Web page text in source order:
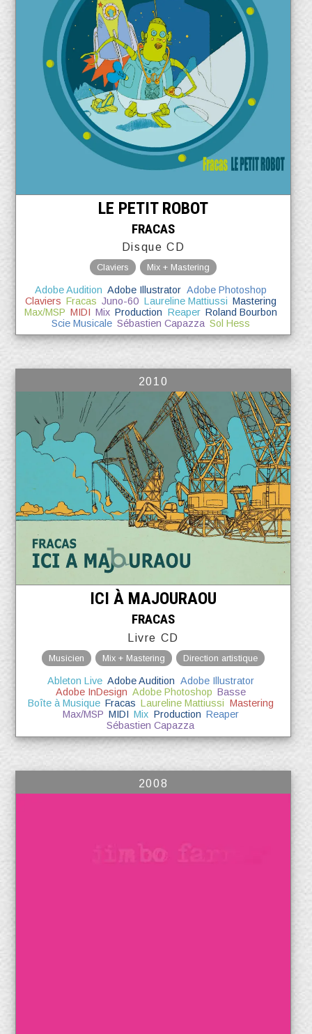
LE PETIT ROBOT
FRACAS
Disque CD
Claviers Mix + Mastering
Adobe Audition Adobe Illustrator Adobe Photoshop
Claviers Fracas Juno-60 Laureline Mattiussi Mastering
Max/MSP MIDI Mix Production Reaper Roland Bourbon
Scie Musicale Sébastien Capazza Sol Hess
2010
ICI À MAJOURAOU
FRACAS
Livre CD
Musicien Mix + Mastering Direction artistique
Ableton Live Adobe Audition Adobe Illustrator
Adobe InDesign Adobe Photoshop Basse
Boîte à Musique Fracas Laureline Mattiussi Mastering
Max/MSP MIDI Mix Production Reaper
Sébastien Capazza
2008